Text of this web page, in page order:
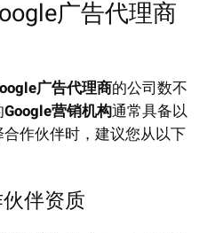
广告代理商
广告代理商的公司数不
Google营销机构通常具备以
作伙伴时，建议您从以下
伴资质